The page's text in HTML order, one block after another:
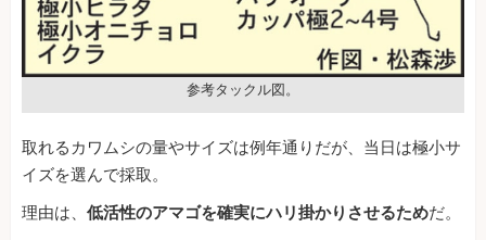
参考タックル図。
取れるカワムシの量やサイズは例年通りだが、当日は極小サ
イズを選んで採取。
理由は、 低活性のアマゴを確実にハリ掛かりさせるためだ。